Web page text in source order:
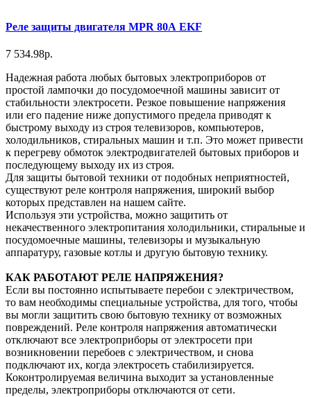
Реле защиты двигателя MPR 80А EKF
7 534.98р.
Надежная работа любых бытовых электроприборов от
простой лампочки до посудомоечной машины зависит от
стабильности электросети. Резкое повышение напряжения
или его падение ниже допустимого предела приводят к
быстрому выходу из строя телевизоров, компьютеров,
холодильников, стиральных машин и т.п. Это может привести
к перегреву обмоток электродвигателей бытовых приборов и
последующему выходу их из строя.
Для защиты бытовой техники от подобных неприятностей,
существуют реле контроля напряжения, широкий выбор
которых представлен на нашем сайте.
Используя эти устройства, можно защитить от
некачественного электропитания холодильники, стиральные и
посудомоечные машины, телевизоры и музыкальную
аппаратуру, газовые котлы и другую бытовую технику.
КАК РАБОТАЮТ РЕЛЕ НАПРЯЖЕНИЯ?
Если вы постоянно испытываете перебои с электричеством,
то вам необходимы специальные устройства, для того, чтобы
вы могли защитить свою бытовую технику от возможных
повреждений. Реле контроля напряжения автоматически
отключают все электроприборы от электросети при
возникновении перебоев с электричеством, и снова
подключают их, когда электросеть стабилизируется.
Коконтролируемая величина выходит за установленные
пределы, электроприборы отключаются от сети.